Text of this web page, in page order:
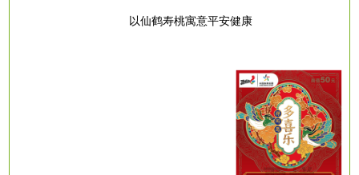
以仙鹤寿桃寓意平安健康